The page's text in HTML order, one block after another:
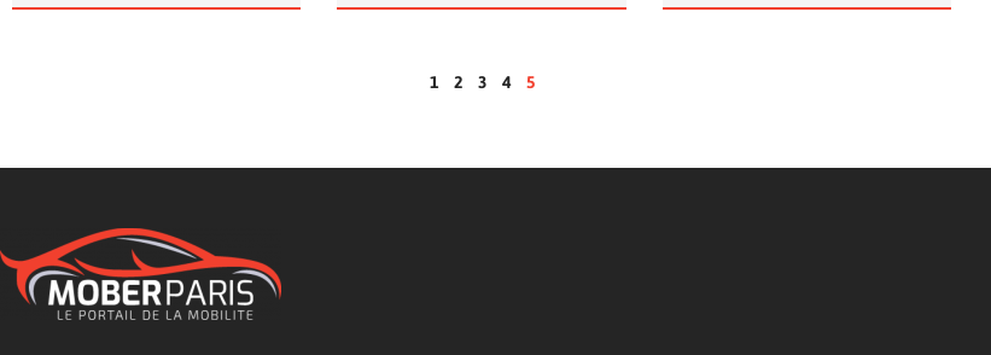
1 2 3 4 5